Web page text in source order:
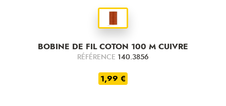
BOBINE DE FIL COTON 100 M CUIVRE
RÉFÉRENCE 140.3856
1,99 €